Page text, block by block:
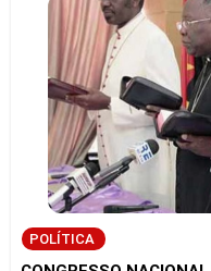
POLÍTICA